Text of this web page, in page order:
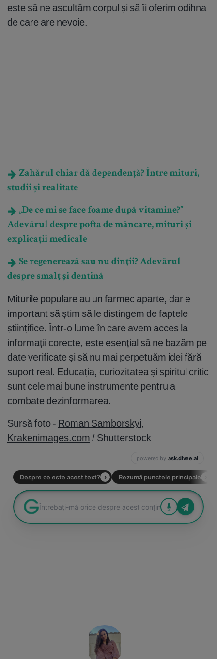
este să ne ascultăm corpul și să îi oferim odihna
de care are nevoie.
Zahărul chiar dă dependență? Între mituri,
studii și realitate
„De ce mi se face foame după vitamine?”
Adevărul despre pofta de mâncare, mituri și
explicații medicale
Se regenerează sau nu dinții? Adevărul
despre smalț și dentină
Miturile populare au un farmec aparte, dar e
important să știm să le distingem de faptele
științifice. Într-o lume în care avem acces la
informații corecte, este esențial să ne bazăm pe
date verificate și să nu mai perpetuăm idei fără
suport real. Educația, curiozitatea și spiritul critic
sunt cele mai bune instrumente pentru a
combate dezinformarea.
Sursă foto - Roman Samborskyi,
Krakenimages.com / Shutterstock